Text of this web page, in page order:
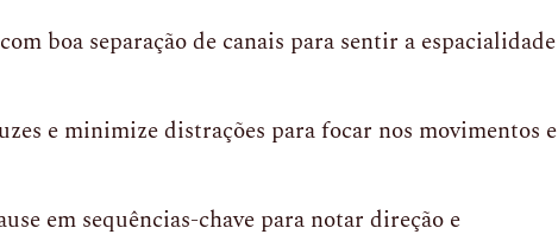
boa separação de canais para sentir a espacialidade
e minimize distrações para focar nos movimentos e
em sequências-chave para notar direção e